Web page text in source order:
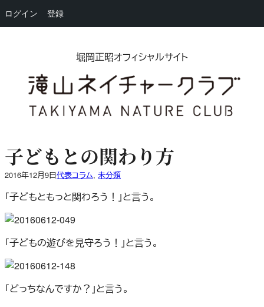
ログイン 登録
堀岡正昭オフィシャルサイト
子どもとの関わり方
2016年12月9日代表コラム, 未分類
「子どもともっと関わろう！」と言う。
「子どもの遊びを見守ろう！」と言う。
「どっちなんですか？」と言う。